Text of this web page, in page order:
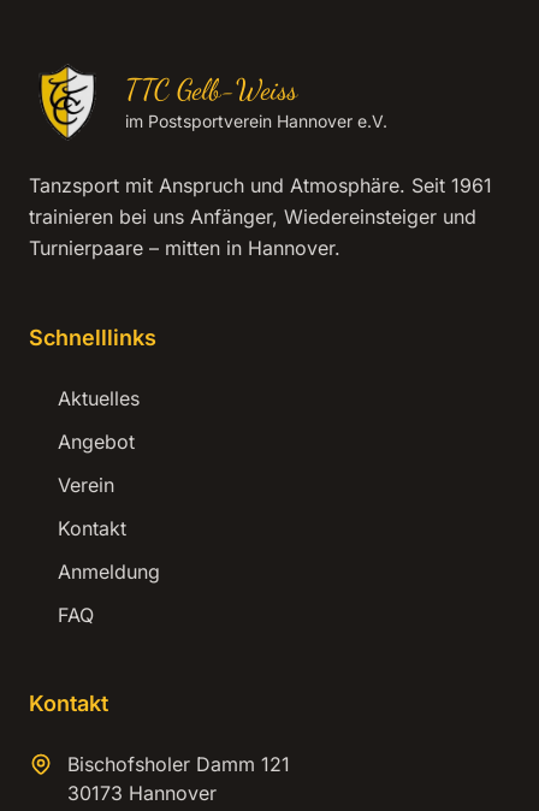
TTC Gelb-Weiss
im Postsportverein Hannover e.V.
Tanzsport mit Anspruch und Atmosphäre. Seit 1961
trainieren bei uns Anfänger, Wiedereinsteiger und
Turnierpaare – mitten in Hannover.
Schnelllinks
Aktuelles
Angebot
Verein
Kontakt
Anmeldung
FAQ
Kontakt
Bischofsholer Damm 121
30173 Hannover